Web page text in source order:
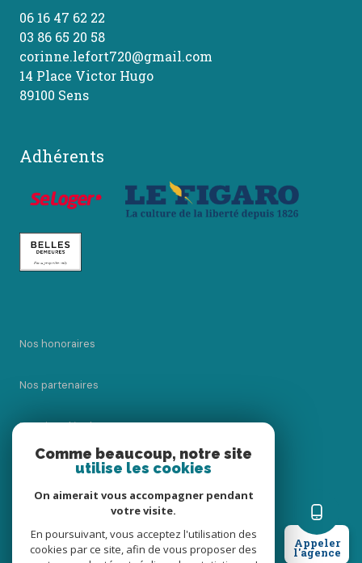
Appeler
l'agence
06 16 47 62 22
03 86 65 20 58
corinne.lefort720@gmail.com
14 Place Victor Hugo
89100 Sens
Adhérents
Nos honoraires
Nos partenaires
Mentions légales
Cookies
Comme beaucoup, notre site
utilise les cookies
On aimerait vous accompagner pendant
votre visite.
En poursuivant, vous acceptez l'utilisation des
cookies par ce site, afin de vous proposer des